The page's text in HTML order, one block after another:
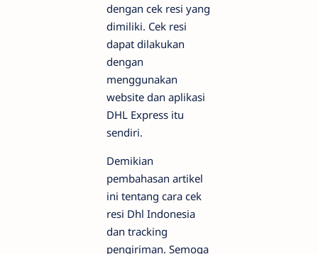
dengan cek resi yang
dimiliki. Cek resi
dapat dilakukan
dengan
menggunakan
website dan aplikasi
DHL Express itu
sendiri.
Demikian
pembahasan artikel
ini tentang cara cek
resi Dhl Indonesia
dan tracking
pengiriman. Semoga